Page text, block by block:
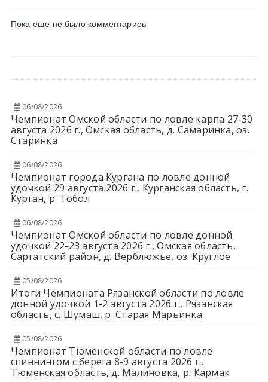
Пока еще не было комментариев
06/08/2026
Чемпионат Омской области по ловле карпа 27-30
августа 2026 г., Омская область, д. Самаринка, оз.
Старинка
06/08/2026
Чемпионат города Кургана по ловле донной
удочкой 29 августа 2026 г., Курганская область, г.
Курган, р. Тобол
06/08/2026
Чемпионат Омской области по ловле донной
удочкой 22-23 августа 2026 г., Омская область,
Саргатский район, д. Верблюжье, оз. Круглое
05/08/2026
Итоги Чемпионата Рязанской области по ловле
донной удочкой 1-2 августа 2026 г., Рязанская
область, с. Шумаш, р. Старая Марьинка
05/08/2026
Чемпионат Тюменской области по ловле
спиннингом с берега 8-9 августа 2026 г.,
Тюменская область, д. Малиновка, р. Кармак